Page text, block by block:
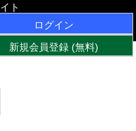
ト
ログイン
新規会員登録 (無料)